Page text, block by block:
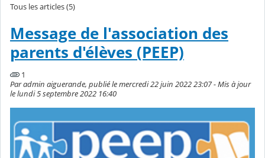
Tous les articles (5)
Message de l'association des
parents d'élèves (PEEP)
1
Par admin aiguerande, publié le mercredi 22 juin 2022 23:07 - Mis à jour
le lundi 5 septembre 2022 16:40